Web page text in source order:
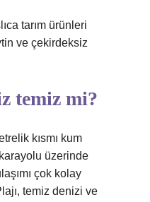
tarım ürünleri
ve çekirdeksiz
temiz mi?
kısmı kum
üzerinde
çok kolay
temiz denizi ve